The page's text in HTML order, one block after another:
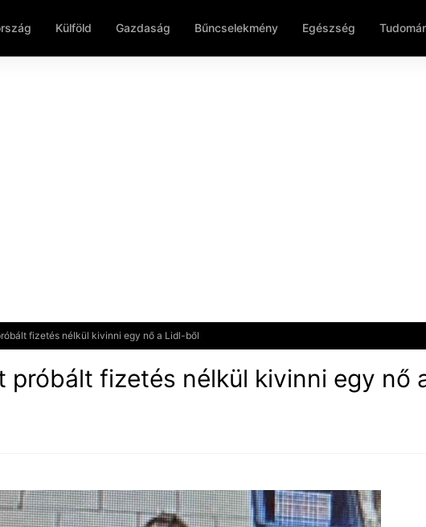
Külföld Gazdaság Bűncselekmény Egészség
fizetés nélkül kivinni egy nő a Lidl-ből
próbált fizetés nélkül kivinni egy nő